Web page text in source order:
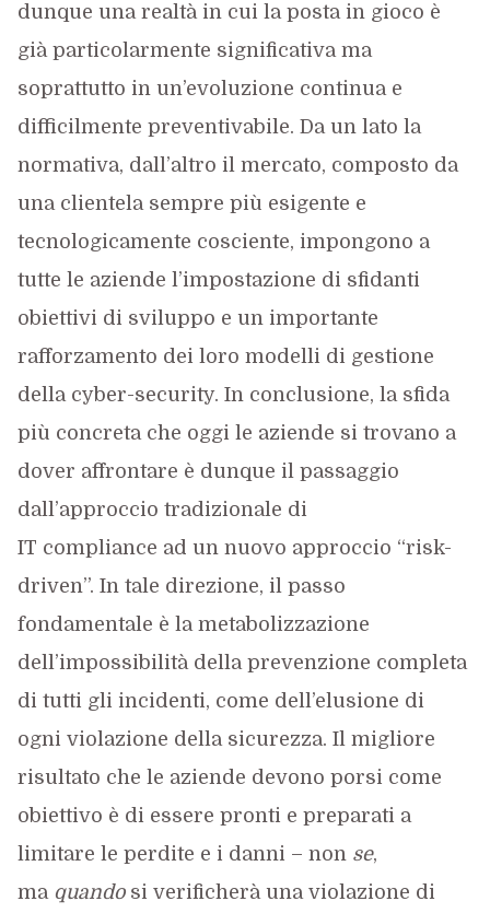
dunque una realtà in cui la posta in gioco è
già particolarmente significativa ma
soprattutto in un’evoluzione continua e
difficilmente preventivabile. Da un lato la
normativa, dall’altro il mercato, composto da
una clientela sempre più esigente e
tecnologicamente cosciente, impongono a
tutte le aziende l’impostazione di sfidanti
obiettivi di sviluppo e un importante
rafforzamento dei loro modelli di gestione
della cyber-security. In conclusione, la sfida
più concreta che oggi le aziende si trovano a
dover affrontare è dunque il passaggio
dall’approccio tradizionale di
IT compliance ad un nuovo approccio “risk-
driven”. In tale direzione, il passo
fondamentale è la metabolizzazione
dell’impossibilità della prevenzione completa
di tutti gli incidenti, come dell’elusione di
ogni violazione della sicurezza. Il migliore
risultato che le aziende devono porsi come
obiettivo è di essere pronti e preparati a
limitare le perdite e i danni – non se,
ma quandosi verificherà una violazione di